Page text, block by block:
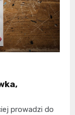
prowadzi do